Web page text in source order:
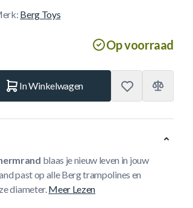
Berg Toys
Op voorraad
In Winkelwagen
blaas je nieuw leven in jouw
past op alle Berg trampolines en
diameter.Meer Lezen